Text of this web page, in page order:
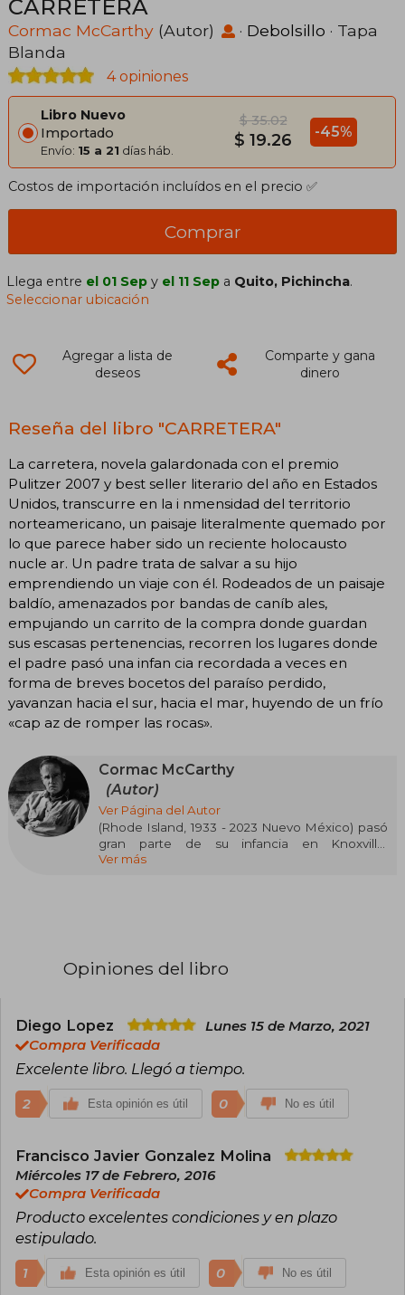
CARRETERA
Cormac McCarthy (Autor) · Debolsillo · Tapa
Blanda
4 opiniones
Libro Nuevo
Importado
Envío: 15 a 21 días háb.
$ 35.02
$ 19.26 -45%
Costos de importación incluídos en el precio ✅
Comprar
Llega entre el 01 Sep y el 11 Sep a Quito, Pichincha.
Seleccionar ubicación
Agregar a lista de
deseos
Comparte y gana
dinero
Reseña del libro "CARRETERA"
La carretera, novela galardonada con el premio
Pulitzer 2007 y best seller literario del año en Estados
Unidos, transcurre en la i nmensidad del territorio
norteamericano, un paisaje literalmente quemado por
lo que parece haber sido un reciente holocausto
nucle ar. Un padre trata de salvar a su hijo
emprendiendo un viaje con él. Rodeados de un paisaje
baldío, amenazados por bandas de caníb ales,
empujando un carrito de la compra donde guardan
sus escasas pertenencias, recorren los lugares donde
el padre pasó una infan cia recordada a veces en
forma de breves bocetos del paraíso perdido,
yavanzan hacia el sur, hacia el mar, huyendo de un frío
«cap az de romper las rocas».
Cormac McCarthy
(Autor)
Ver Página del Autor
(Rhode Island, 1933 - 2023 Nuevo México) pasó
gran parte de su infancia en Knoxville,
Tennessee, donde tendrán lugar sus primeras
carretera y del National Book Award por Todos
estadounidenses de su tiempo. Su prosa densa
se encasilla dentro del género gótico sureño
violencia que presenta. Sus libros La oscuridad
exterior, Hijo de Dios y Suttree, han sido
comparadas con la obra de William Faulkner y
Flannery O'Connor.
Ver más
Opiniones del libro
Diego Lopez
Lunes 15 de Marzo, 2021
Compra Verificada
Excelente libro. Llegó a tiempo.
2 Esta opinión es útil 0 No es útil
Francisco Javier Gonzalez Molina
Miércoles 17 de Febrero, 2016
Compra Verificada
Producto excelentes condiciones y en plazo
estipulado.
1 Esta opinión es útil 0 No es útil